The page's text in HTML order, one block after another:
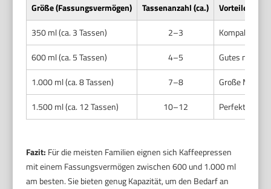
Größe (Fassungsvermögen) Tassenanzahl (ca.)
Vorteile
350 ml (ca. 3 Tassen)
2–3
Kompakt,
600 ml (ca. 5 Tassen)
4–5
Gutes
1.000 ml (ca. 8 Tassen)
7–8
Große
1.500 ml (ca. 12 Tassen)
10–12 Perfekt für
Fazit: Für die meisten Familien eignen sich Kaffeepressen
mit einem Fassungsvermögen zwischen 600 und 1.000 ml
am besten. Sie bieten genug Kapazität, um den Bedarf an